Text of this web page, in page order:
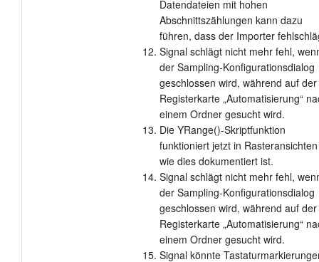
Datendateien mit hohen
Abschnittszählungen kann dazu
führen, dass der Importer
Signal schlägt nicht mehr fehl,
der Sampling-Konfigurationsdialog
geschlossen wird, während auf der
Registerkarte „Automatisierung“
einem Ordner gesucht wird.
Die YRange()-Skriptfunktion
funktioniert jetzt in Rasteransichten
wie dies dokumentiert ist.
Signal schlägt nicht mehr fehl,
der Sampling-Konfigurationsdialog
geschlossen wird, während auf der
Registerkarte „Automatisierung“
einem Ordner gesucht wird.
Signal könnte